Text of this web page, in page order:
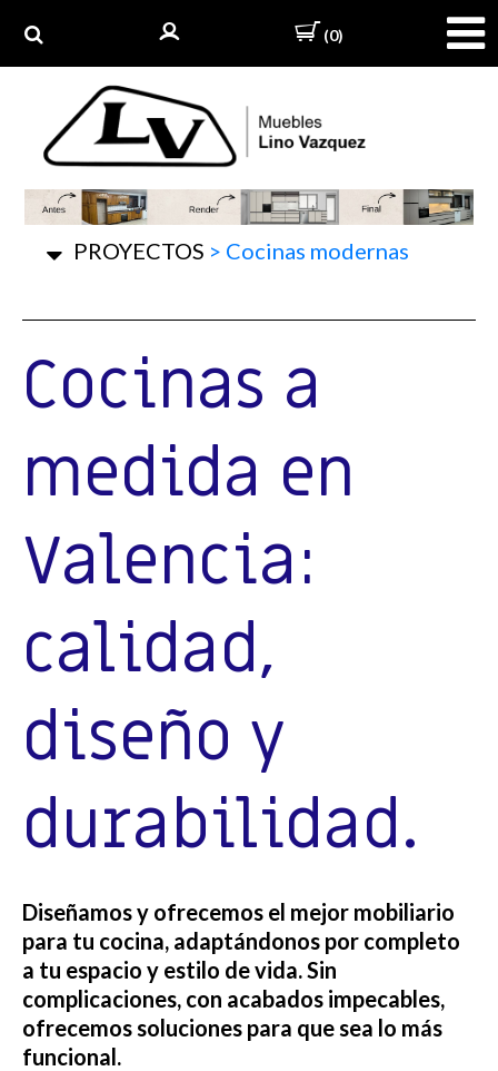
(0)
PROYECTOS > Cocinas modernas
Cocinas a
medida en
Valencia:
calidad,
diseño y
durabilidad.
Diseñamos y ofrecemos el mejor mobiliario
para tu cocina, adaptándonos por completo
a tu espacio y estilo de vida. Sin
complicaciones, con acabados impecables,
ofrecemos soluciones para que sea lo más
funcional.